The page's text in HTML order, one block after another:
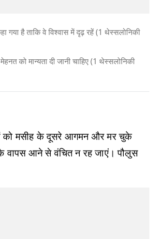
गया है ताकि वे विश्वास में दृढ़ रहें (1 थेस्सलोनिकी
को मान्यता दी जानी चाहिए (1 थेस्सलोनिकी
को मसीह के दूसरे आगमन और मर चुके
वापस आने से वंचित न रह जाएं। पौलुस